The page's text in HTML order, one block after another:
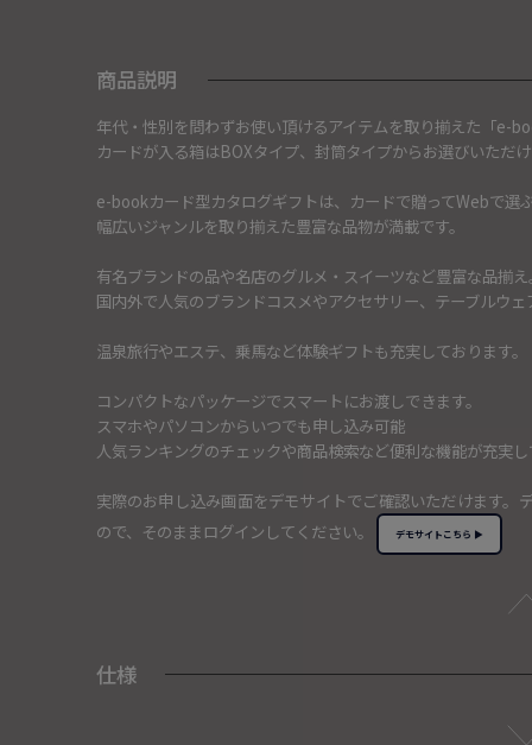
商品説明
年代・性別を問わずお使い頂けるアイテムを取り揃えた「e-
カードが入る箱はBOXタイプ、封筒タイプからお選びいただ
e-bookカード型カタログギフトは、カードで贈ってWebで選
幅広いジャンルを取り揃えた豊富な品物が満載です。
有名ブランドの品や名店のグルメ・スイーツなど豊富な品揃え
国内外で人気のブランドコスメやアクセサリー、テーブルウ
温泉旅行やエステ、乗馬など体験ギフトも充実しております。
コンパクトなパッケージでスマートにお渡しできます。
スマホやパソコンからいつでも申し込み可能
人気ランキングのチェックや商品検索など便利な機能が充実
実際のお申し込み画面をデモサイトでご確認いただけます
ので、そのままログインしてください。
デモサイトこちら ▶
仕様